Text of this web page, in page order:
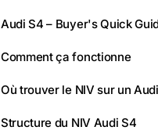
Audi S4 – Buyer's Quick
Comment ça fonctionne
Où trouver le NIV sur un
Structure du NIV Audi S4